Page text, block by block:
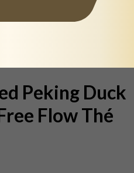
Peking Duck
Flow Thé